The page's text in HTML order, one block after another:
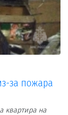
за пожара
квартира на